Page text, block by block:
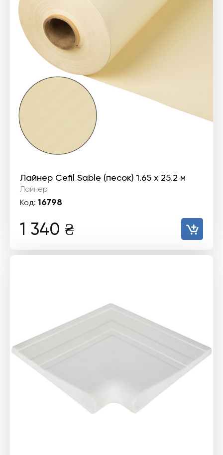
Лайнер Cefil Sable (песок) 1.65 х 25.2 м
Лайнер
Код: 16798
1 340 ₴